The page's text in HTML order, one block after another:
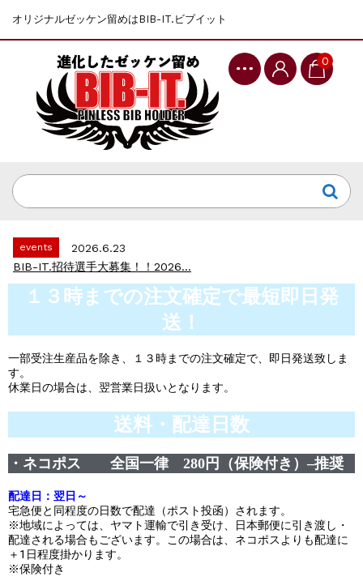
オリジナルゼッケン留めはBIB-IT.ビブイット
0
第46回 丹波篠山ABCマラソン...
events
2026.7.8
events
2026.6.23
BIB-IT.招待選手大募集！！2026...
events
2026.3.26
BIB-IT.のZERO WASTE...
events
2025.10.1
第46回 丹波篠山ABCマラソン...
上尾シティハーフマラソン2026 記念T...
events
BIB-IT.招待選手大募集！！2026...
BIB-IT.のZERO WASTE...
events
2026.2.2
仙台国際ハーフマラソン2026 大会オリ...
events
2025.10.1
第46回 丹波篠山ABCマラソン...
１３時までの注文確定で最短即日発
送！
一部受注生産品を除き、１３時までの注文確定で、即日発送致しま
す。
休業日の場合は、翌営業日扱いとなります。
送料・配達日数
・ネコポス 全国一律 280円（保険付き）–推奨
配達日：翌日～
宅急便と同程度の日数で配達（ポスト投函）されます。
※地域によっては、ヤマト運輸で引き受け、日本郵便に引き渡し・
配達される場合もございます。この場合は、ネコポスよりも配達に
＋1日程度掛かります。
※保険付き